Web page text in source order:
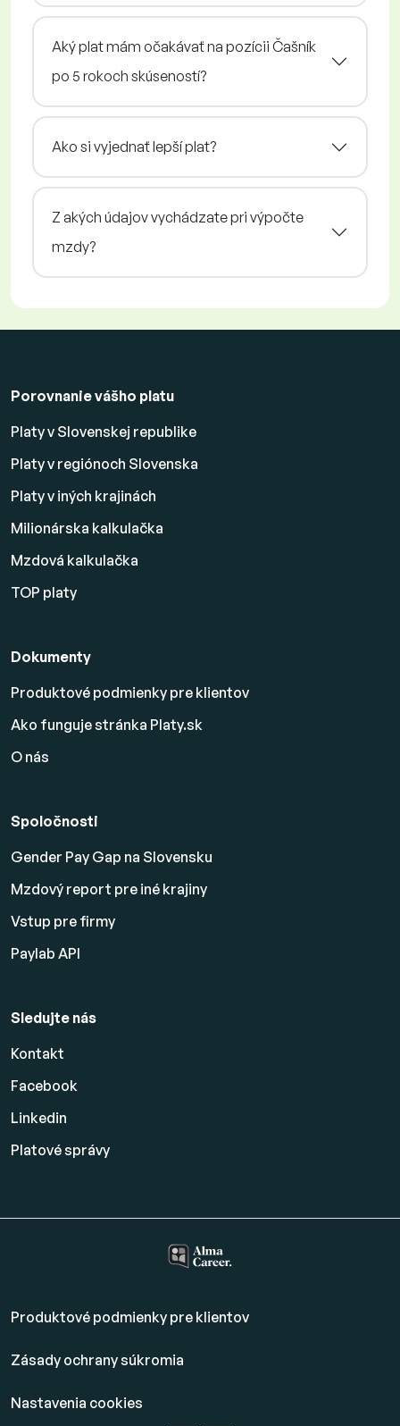
Aký plat mám očakávať na pozícii Čašník
po 5 rokoch skúseností?
Ako si vyjednať lepší plat?
Z akých údajov vychádzate pri výpočte
mzdy?
Porovnanie vášho platu
Platy v Slovenskej republike
Platy v regiónoch Slovenska
Platy v iných krajinách
Milionárska kalkulačka
Mzdová kalkulačka
TOP platy
Dokumenty
Produktové podmienky pre klientov
Ako funguje stránka Platy.sk
O nás
Spoločnosti
Gender Pay Gap na Slovensku
Mzdový report pre iné krajiny
Vstup pre firmy
Paylab API
Sledujte nás
Kontakt
Facebook
Linkedin
Platovésprávy
Produktové podmienky pre klientov
Zásady ochrany súkromia
Nastavenia cookies